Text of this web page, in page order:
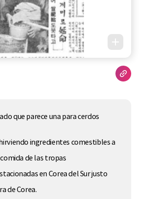
que parece una para cerdos
ingredientes comestibles a
de las tropas
en Corea del Sur justo
de Corea.